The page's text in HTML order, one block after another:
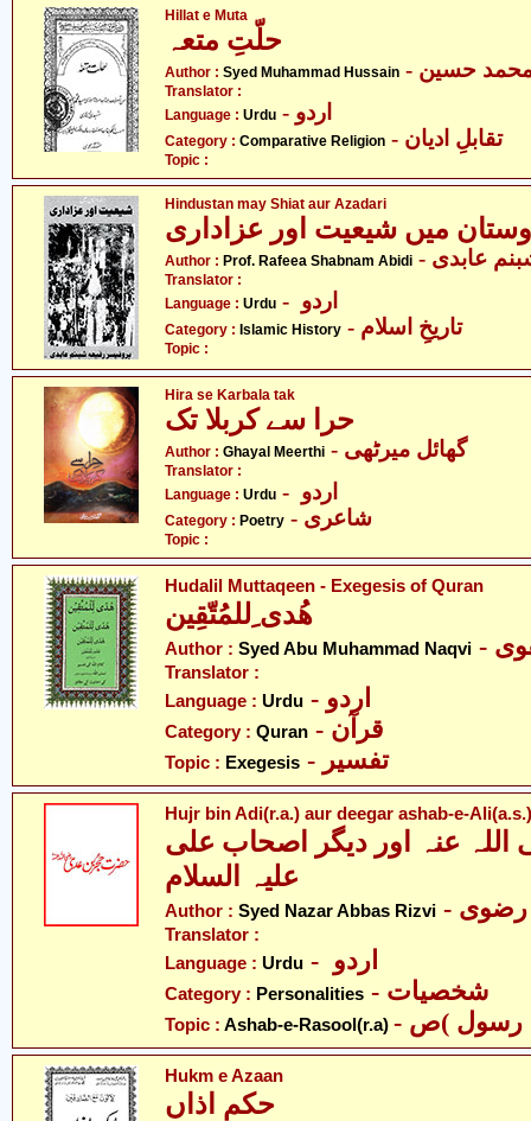
Hillat e Muta
حلّتِ متعہ
Author : Syed Muhammad Hussain محمد حسین
Translator :
Language : Urdu - اردو
Category : Comparative Religion - تقابلِ ادیان
Topic :
Hindustan may Shiat aur Azadari
میں شیعیت اور عزاداری
Author : Prof. Rafeea Shabnam Abidi عابدی
Translator :
Language : Urdu
Category : Islamic History - تاریخِ اسلام
Topic :
Hira se Karbala tak
Author : Ghayal Meerthi - گھائل میرٹھی
Translator :
Language : Urdu
Category : Poetry - شاعری
Topic :
Hudalil Muttaqeen - Exegesis of Quran
ھُدی ِللمُتّقِین
Author : Syed Abu Muhammad Naqvi
Translator :
Language : Urdu - اردو
Category : Quran - قرآن
Topic : Exegesis - تفسیر
Hujr bin Adi(r.a.) aur deegar ashab-e-Ali(a.s.)
عنہ اور دیگر اصحاب علی
علیہ السلام
Author : Syed Nazar Abbas Rizvi رضوی
Translator :
Language : Urdu
Category : Personalities - شخصیات
Topic : Ashab-e-Rasool(r.a)
Hukm e Azaan
حکمِ اذاں